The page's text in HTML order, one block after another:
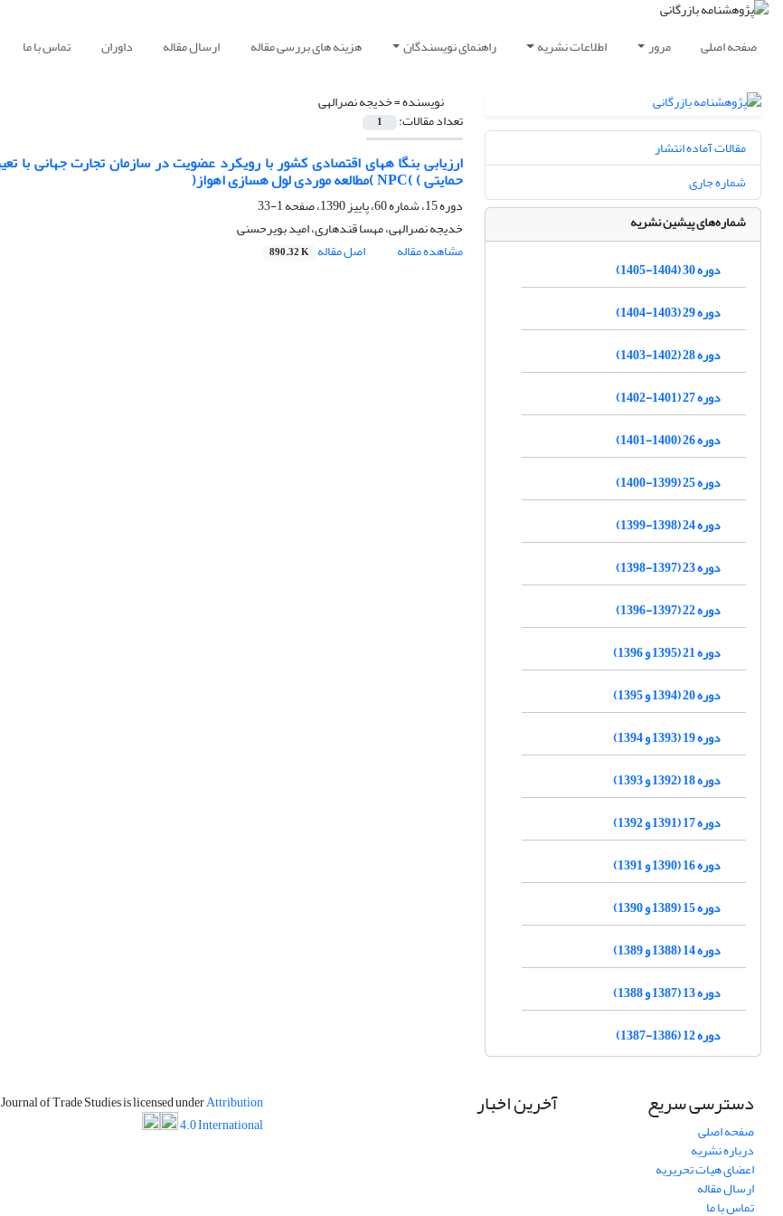
صفحه اصلی مرور اطلاعات نشریه راهنمای نویسندگان هزینه های بررسی مقاله ارسال مقاله داوران تماس با ما
نویسنده =خدیجه نصرالهی
تعداد مقالات: 1
حمایتی ) )NPC )مطالعه موردی لول هسازی اهواز(
دوره 15، شماره 60، پاییز 1390، صفحه
1-33
خدیجه نصرالهی، مهسا قندهاری، امید بویرحسنی
مشاهده مقاله
اصل مقاله 890.32 K
مقالات آماده انتشار
شماره جاری
شماره‌های پیشین نشریه
دوره 30 (1404-1405)
دوره 29 (1403-1404)
دوره 28 (1402-1403)
دوره 27 (1401-1402)
دوره 26 (1400-1401)
دوره 25 (1399-1400)
دوره 24 (1398-1399)
دوره 23 (1397-1398)
دوره 22 (1397-1396)
دوره 21 (1395 و 1396)
دوره 20 (1394 و 1395)
دوره 19 (1393 و 1394)
دوره 18 (1392 و 1393)
دوره 17 (1391 و 1392)
دوره 16 (1390 و 1391)
دوره 15 (1389 و 1390)
دوره 14 (1388 و 1389)
دوره 13 (1387 و 1388)
دوره 12 (1386-1387)
دسترسی سریع
صفحه اصلی
درباره نشریه
اعضای هیات تحریریه
ارسال مقاله
تماس با ما
آخرین اخبار Journal of Trade Studies is licensed underAttribution
4.0 International